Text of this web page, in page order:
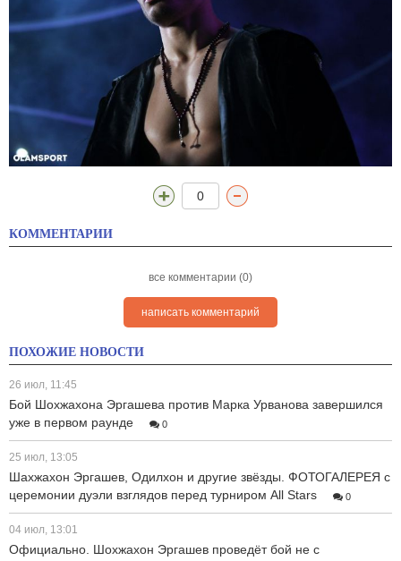
0
КОММЕНТАРИИ
все комментарии (0)
написать комментарий
ПОХОЖИЕ НОВОСТИ
26 июл, 11:45
Бой Шохжахона Эргашева против Марка Урванова завершился
уже в первом раунде
0
25 июл, 13:05
Шахжахон Эргашев, Одилхон и другие звёзды. ФОТОГАЛЕРЕЯ с
церемонии дуэли взглядов перед турниром All Stars
0
04 июл, 13:01
Официально. Шохжахон Эргашев проведёт бой не с